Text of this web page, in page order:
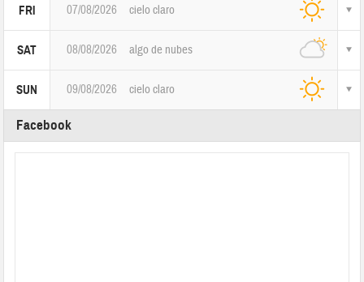
FRI 07/08/2026 cielo claro
SAT 08/08/2026 algo de nubes
SUN 09/08/2026 cielo claro
Facebook